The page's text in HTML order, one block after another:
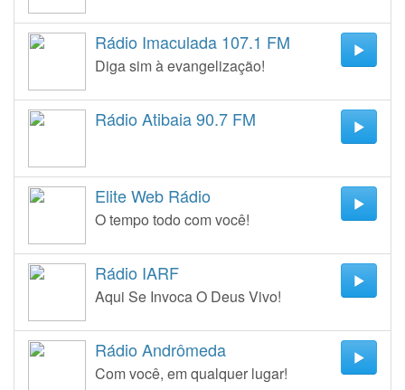
Rádio Imaculada 107.1 FM
Diga sim à evangelização!
Rádio Atibaia 90.7 FM
Elite Web Rádio
O tempo todo com você!
Rádio IARF
Aqui Se Invoca O Deus Vivo!
Rádio Andrômeda
Com você, em qualquer lugar!